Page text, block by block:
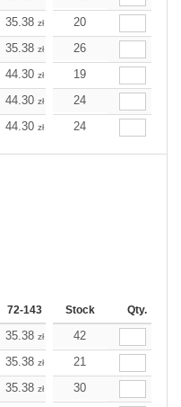
35.38 zł 35.10
20
35.38 zł 35.10
26
44.30 zł 43.89
19
44.30 zł 43.89
24
44.30 zł 43.89
24
72-143 144-287 288 +
Stock Qty.
35.38 zł 35.10
42
35.38 zł 35.10
21
35.38 zł 35.10
30